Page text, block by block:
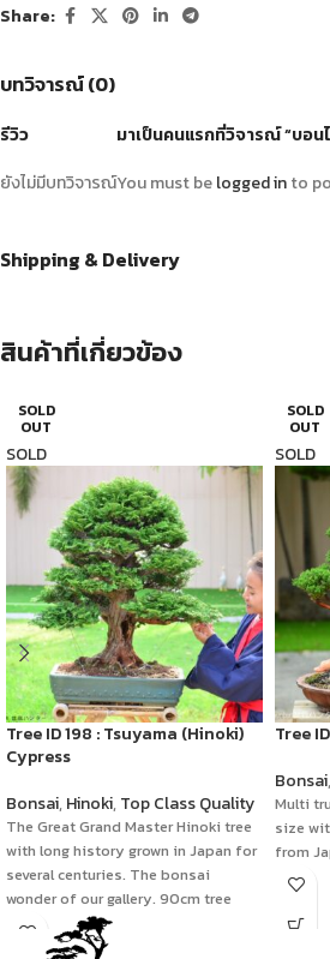
Share:
บทวิจารณ์ (0)
รีวิว
ยังไม่มีบทวิจารณ์
มาเป็นคนแรกที่วิจารณ์ “บอน
You must belogged into
Shipping & Delivery
สินค้าที่เกี่ยวข้อง
SOLD
OUT
SOLD
Tree ID 198 : Tsuyama (Hinoki)
Cypress
Bonsai,Hinoki,Top Class Quality
The Great Grand Master Hinoki tree
with long history grown in Japan for
several centuries. The bonsai
wonder of our gallery. 90cm tree
height, 60cm width with an old
unique pots.
SOLD
OUT
SOLD
Tree
Bonsai,
Multi
size
from